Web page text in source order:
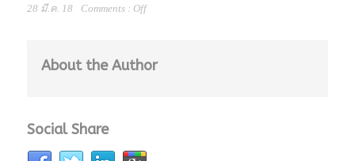
28 มี.ค. 18 Comments : Off
About the Author
Social Share